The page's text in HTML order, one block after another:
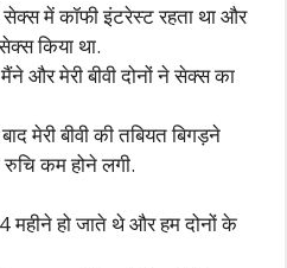
में कॉफी इंटरेस्ट रहता था और
किया था.
और मेरी बीवी दोनों ने सेक्स का
मेरी बीवी की तबियत बिगड़ने
कम होने लगी.
महीने हो जाते थे और हम दोनों के